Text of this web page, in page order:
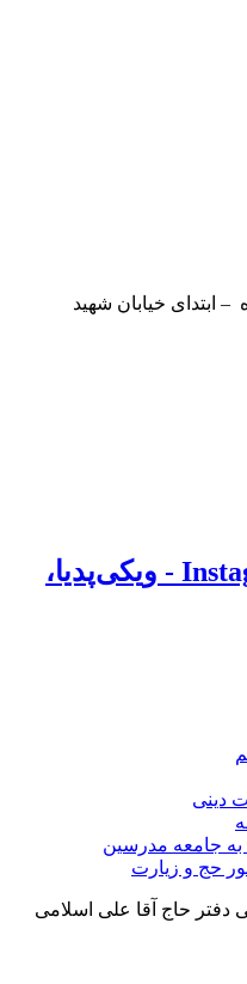
– ابتدای خیابان شهید
دینی
به جامعه مدرسین
حج و زیارت
دفتر حاج آقا علی اسلامی